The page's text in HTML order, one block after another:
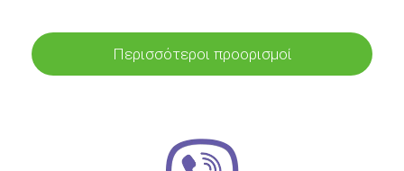
Περισσότεροι προορισμοί